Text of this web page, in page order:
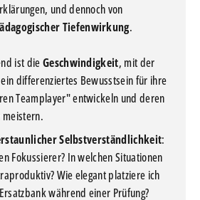
und dennoch von
Tiefenwirkung.
ist dieGeschwindigkeit, mit der
differenziertes Bewusstsein für ihre
Teamplayer" entwickeln und deren
meistern.
Selbstverständlichkeit:
Fokussierer? In welchen Situationen
Wie elegant platziere ich
während einer Prüfung?